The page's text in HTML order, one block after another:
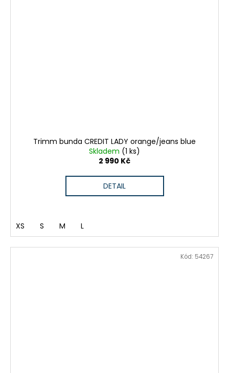
Trimm bunda CREDIT LADY orange/jeans blue
Skladem (1 ks)
2 990 Kč
DETAIL
XS S M L
Kód: 54267